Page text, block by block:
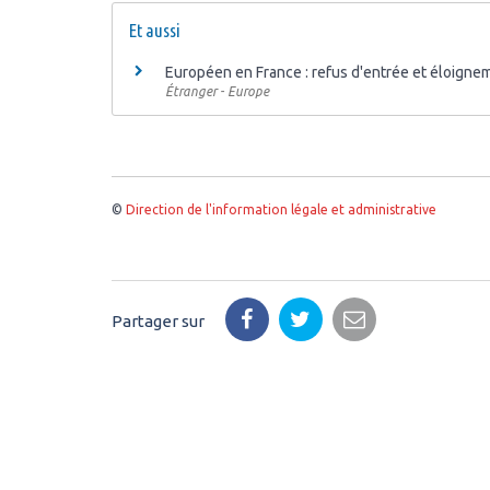
Et aussi
Européen en France : refus d'entrée et
Étranger - Europe
© Direction de l'information légale et administrative
Partager sur